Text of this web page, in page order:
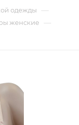
одежды —
женские —